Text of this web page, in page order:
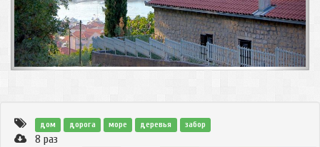
дом дорога море деревья забор
8 раз